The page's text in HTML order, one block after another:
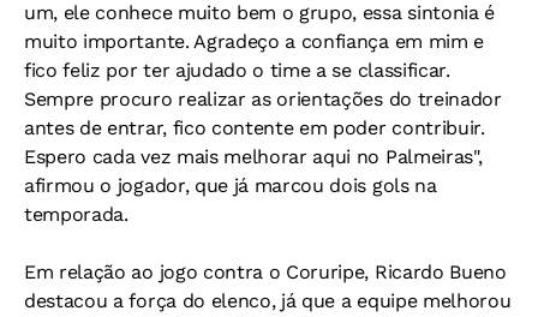
um, ele conhece muito bem o grupo, essa sintonia é
muito importante. Agradeço a confiança em mim e
fico feliz por ter ajudado o time a se classificar.
Sempre procuro realizar as orientações do treinador
antes de entrar, fico contente em poder contribuir.
Espero cada vez mais melhorar aqui no Palmeiras",
afirmou o jogador, que já marcou dois gols na
temporada.
Em relação ao jogo contra o Coruripe, Ricardo Bueno
destacou a força do elenco, já que a equipe melhorou